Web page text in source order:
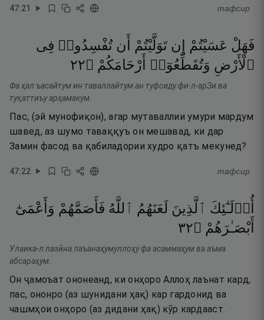
47:21 тафсир
فَهَلْ عَسَيْتُمْ إِن تَوَلَّيْتُمْ أَن تُفْسِدُوا۟ فِى
ٱلْأَرْضِ وَتُقَطِّعُوٓا۟ أَرْحَامَكُمْ ۝٢٢
Фа ҳал ъасайтум ин таваллайтум ан туфсиду фи-л-арЗи ва
туқаттиъу арҳамакум.
Пас, (эй мунофиқон), агар мутаваллии умури мардум
шавед, аз шумо таваққуъ он мешавад, ки дар
Замин фасод ва қабиладории худро қатъ мекунед?
47:22 тафсир
أُو۟لَـٰٓئِكَ ٱلَّذِينَ لَعَنَهُمُ ٱللَّهُ فَأَصَمَّهُمْ وَأَعْمَىٰٓ
أَبْصَـٰرَهُمْ ۝٢٣
Улаика-л лазӣна лаъанаҳумуллоҳу фа асаммаҳум ва аъма
абсараҳум.
Он ҷамоъат ононеанд, ки онҳоро Аллоҳ лаънат кард,
пас, ононро (аз шунидани ҳақ) кар гардонид ва
чашмҳои онҳоро (аз дидани ҳақ) кӯр кардааст.